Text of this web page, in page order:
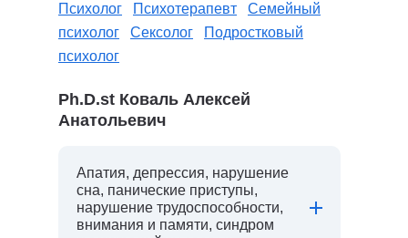
Психолог Психотерапевт
Семейный
психолог
Сексолог
Подростковый
психолог
Ph.D.st Коваль Алексей
Анатольевич
Апатия, депрессия, нарушение
сна, панические приступы,
нарушение трудоспособности,
внимания и памяти, синдром